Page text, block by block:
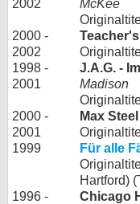
2002
McKee
2000 -
2002
1998 -
2001
J.A.G. -
Madison
2000 -
2001
Max
1999
Für alle
Hartford)
1996 -
Chicago